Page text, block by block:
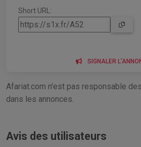
Short URL:
SIGNALER
Afariat.com n'est pas responsable
dans les annonces.
Avis des utilisateurs